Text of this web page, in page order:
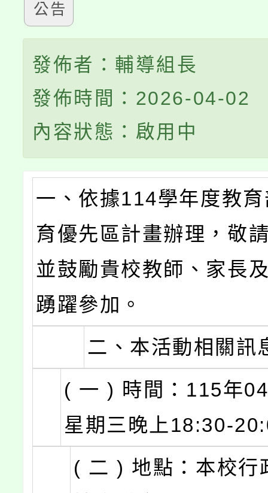
公告
發佈者：輔導組長
發佈時間：2026-04-02
內容狀態：啟用中
一、依據114學年度教
育優先區計畫辦理，敬
並鼓勵貴校教師、家長
踴躍參加。
二、本活動相關訊
( 一 ) 時間：115年
星期三晚上18:30-
( 二 ) 地點：本校行